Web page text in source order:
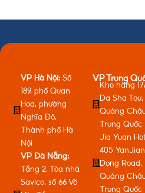
VP Hà Nội: Số
189, phố Quan
Hoa, phường
Nghĩa Đô,
Thành phố Hà
Nội
VP Đà Nẵng:
Tầng 2, Tòa nhà
Savico, số 66 Võ
VP Trung
Kho hàng
Da Sha Tou,
Quảng
Trung Quốc
Jia Yuan
405
Dong Road,
Quảng
Trung Quốc